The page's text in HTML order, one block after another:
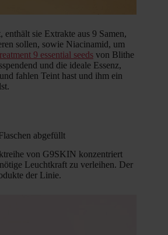
enthält sie Extrakte aus 9 Samen,
sollen, sowie Niacinamid, um
9 essential seeds von Blithe
und die ideale Essenz,
fahlen Teint hast und ihm ein
abgefüllt
von G9SKIN konzentriert
Leuchtkraft zu verleihen. Der
der Linie.